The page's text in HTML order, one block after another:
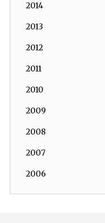
2014
2013
2012
2011
2010
2009
2008
2007
2006